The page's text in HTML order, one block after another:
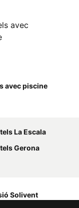
avec piscine
La Escala
Gerona
Solivent